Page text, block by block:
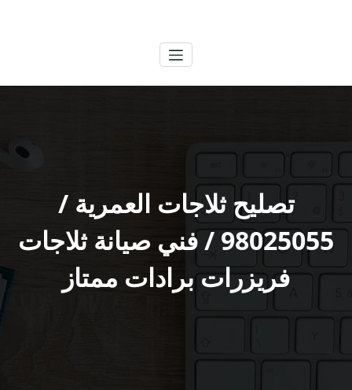
تصليح ثلاجات العمرية /
98025055 / فني صيانة ثلاجات
فريزرات برادات ممتاز